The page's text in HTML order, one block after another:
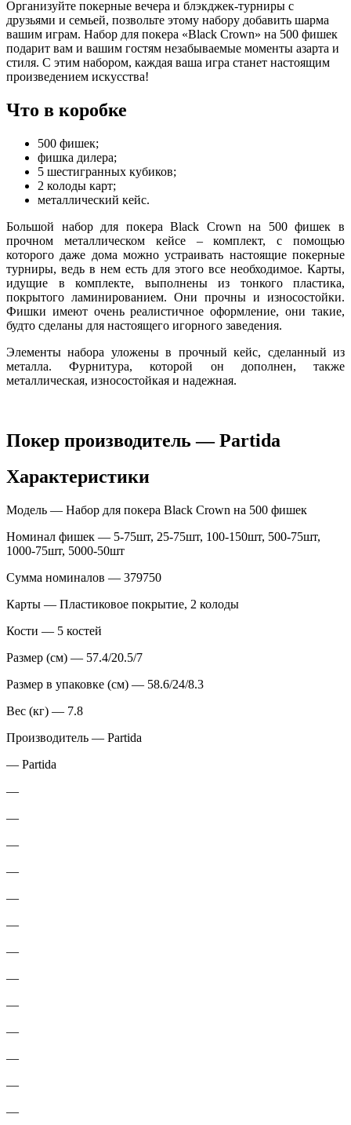
Организуйте покерные вечера и блэкджек-турниры с
друзьями и семьей, позвольте этому набору добавить шарма
вашим играм. Набор для покера «Black Crown» на 500 фишек
подарит вам и вашим гостям незабываемые моменты азарта и
стиля. С этим набором, каждая ваша игра станет настоящим
произведением искусства!
Что в коробке
500 фишек;
фишка дилера;
5 шестигранных кубиков;
2 колоды карт;
металлический кейс.
Большой набор для покера Black Crown на 500 фишек в
прочном металлическом кейсе – комплект, с помощью
которого даже дома можно устраивать настоящие покерные
турниры, ведь в нем есть для этого все необходимое. Карты,
идущие в комплекте, выполнены из тонкого пластика,
покрытого ламинированием. Они прочны и износостойки.
Фишки имеют очень реалистичное оформление, они такие,
будто сделаны для настоящего игорного заведения.
Элементы набора уложены в прочный кейс, сделанный из
металла. Фурнитура, которой он дополнен, также
металлическая, износостойкая и надежная.
Покер производитель — Partida
Характеристики
Модель — Набор для покера Black Crown на 500 фишек
Номинал фишек — 5-75шт, 25-75шт, 100-150шт, 500-75шт,
1000-75шт, 5000-50шт
Сумма номиналов — 379750
Карты — Пластиковое покрытие, 2 колоды
Кости — 5 костей
Размер (см) — 57.4/20.5/7
Размер в упаковке (см) — 58.6/24/8.3
Вес (кг) — 7.8
Производитель — Partida
— Partida
—
—
—
—
—
—
—
—
—
—
—
—
—